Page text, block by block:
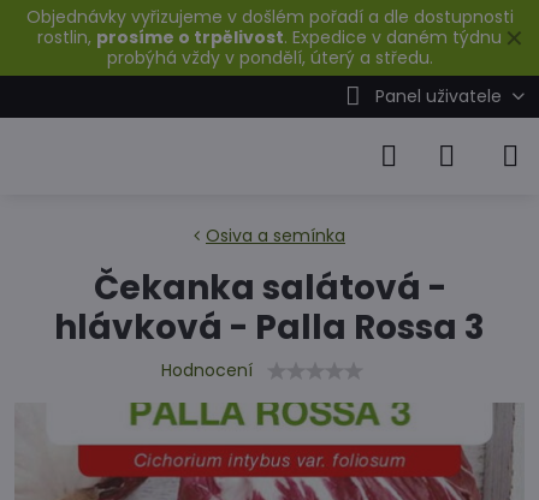
✕
Objednávky vyřizujeme v došlém pořadí a dle dostupnosti
rostlin, prosíme o trpělivost. Expedice v daném týdnu
probýhá vždy v pondělí, úterý a středu.
Panel uživatele
Osiva a semínka
Čekanka salátová -
hlávková - Palla Rossa 3
Hodnocení